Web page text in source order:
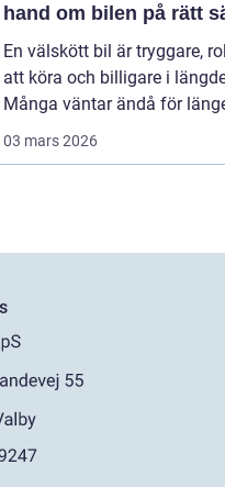
hand om bilen på rätt
En välskött bil är tryggare,
att köra och billigare i
Många väntar ändå för
03 mars 2026